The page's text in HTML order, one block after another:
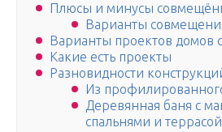
Плюсы и минусы
Варианты
Варианты проектов домов
Какие есть проекты
Разновидности
Из
Деревянная баня с
спальнями и террасой